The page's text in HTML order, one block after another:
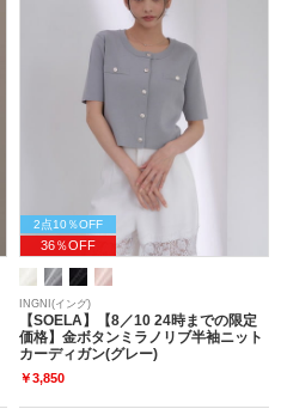
2点10％OFF
36％OFF
INGNI(イング)
【SOELA】【8／10 24時までの限定
価格】金ボタンミラノリブ半袖ニット
カーディガン(グレー)
￥3,850